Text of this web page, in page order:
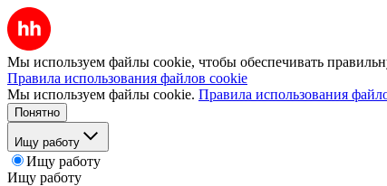
Мы используем файлы cookie, чтобы обеспечивать
Правила использования файлов cookie
Мы используем файлы cookie. Правила использования
Понятно
Ищу работу
Ищу работу
Ищу работу